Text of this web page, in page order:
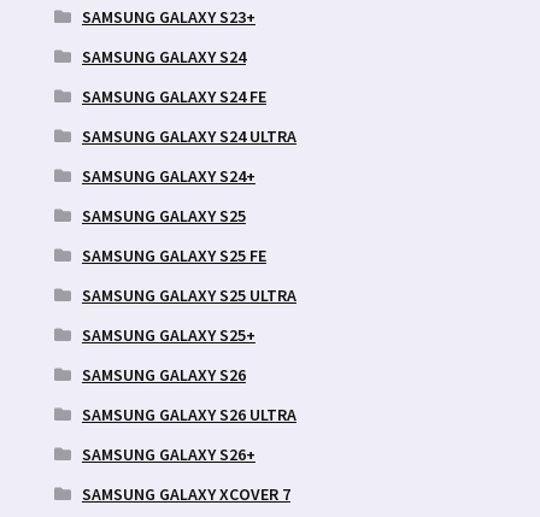
SAMSUNG GALAXY S23+
SAMSUNG GALAXY S24
SAMSUNG GALAXY S24 FE
SAMSUNG GALAXY S24 ULTRA
SAMSUNG GALAXY S24+
SAMSUNG GALAXY S25
SAMSUNG GALAXY S25 FE
SAMSUNG GALAXY S25 ULTRA
SAMSUNG GALAXY S25+
SAMSUNG GALAXY S26
SAMSUNG GALAXY S26 ULTRA
SAMSUNG GALAXY S26+
SAMSUNG GALAXY XCOVER 7